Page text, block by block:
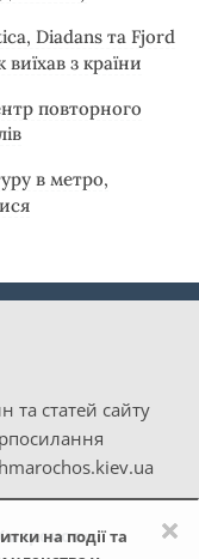
×
на події та
Diadans та Fjord
з країни
повторного
в метро,
та статей сайту